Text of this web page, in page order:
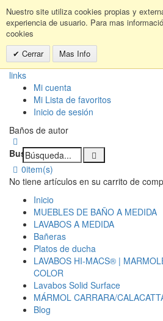
Nuestro site utiliza cookies propias y
experiencia de usuario. Para mas
cookies
Cerrar
Mas Info
links
Mi cuenta
Mi Lista de favoritos
Inicio de sesión
Baños de autor
Buscar:
0item(s)
No tiene artículos en su carrito de
Inicio
MUEBLES DE BAÑO A MEDIDA
LAVABOS A MEDIDA
Bañeras
Platos de ducha
LAVABOS HI-MACS® |
COLOR
Lavabos Solid Surface
MÁRMOL CARRARA/
Blog